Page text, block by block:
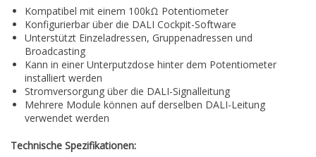
Kompatibel mit einem 100kΩ Potentiometer
Konfigurierbar über die DALI Cockpit-Software
Unterstützt Einzeladressen, Gruppenadressen und
Broadcasting
Kann in einer Unterputzdose hinter dem Potentiometer
installiert werden
Stromversorgung über die DALI-Signalleitung
Mehrere Module können auf derselben DALI-Leitung
verwendet werden
Technische Spezifikationen: